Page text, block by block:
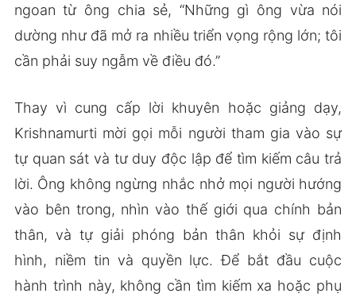
ngoan từ ông chia sẻ, “Những gì ông vừa nói
dường như đã mở ra nhiều triển vọng rộng lớn; tôi
cần phải suy ngẫm về điều đó.”
Thay vì cung cấp lời khuyên hoặc giảng dạy,
Krishnamurti mời gọi mỗi người tham gia vào sự
tự quan sát và tư duy độc lập để tìm kiếm câu trả
lời. Ông không ngừng nhắc nhở mọi người hướng
vào bên trong, nhìn vào thế giới qua chính bản
thân, và tự giải phóng bản thân khỏi sự định
hình, niềm tin và quyền lực. Để bắt đầu cuộc
hành trình này, không cần tìm kiếm xa hoặc phụ